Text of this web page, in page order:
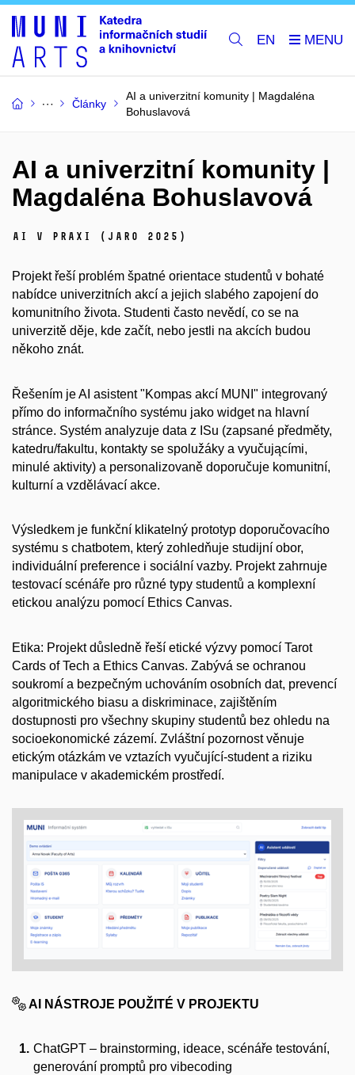
EN
Články
AI a univerzitní komunity | Magdaléna
Bohuslavová
AI a univerzitní komunity |
Magdaléna Bohuslavová
AI v praxi (jaro 2025)
Projekt řeší problém špatné orientace studentů v bohaté
nabídce univerzitních akcí a jejich slabého zapojení do
komunitního života. Studenti často nevědí, co se na
univerzitě děje, kde začít, nebo jestli na akcích budou
někoho znát.
Řešením je AI asistent "Kompas akcí MUNI" integrovaný
přímo do informačního systému jako widget na hlavní
stránce. Systém analyzuje data z ISu (zapsané předměty,
katedru/fakultu, kontakty se spolužáky a vyučującími,
minulé aktivity) a personalizovaně doporučuje komunitní,
kulturní a vzdělávací akce.
Výsledkem je funkční klikatelný prototyp doporučovacího
systému s chatbotem, který zohledňuje studijní obor,
individuální preference i sociální vazby. Projekt zahrnuje
testovací scénáře pro různé typy studentů a komplexní
etickou analýzu pomocí Ethics Canvas.
Etika: Projekt důsledně řeší etické výzvy pomocí Tarot
Cards of Tech a Ethics Canvas. Zabývá se ochranou
soukromí a bezpečným uchováním osobních dat, prevencí
algoritmického biasu a diskriminace, zajištěním
dostupnosti pro všechny skupiny studentů bez ohledu na
socioekonomické zázemí. Zvláštní pozornost věnuje
etickým otázkám ve vztazích vyučující-student a riziku
manipulace v akademickém prostředí.
AI NÁSTROJE POUŽITÉ V PROJEKTU
ChatGPT – brainstorming, ideace, scénáře testování,
generování promptů pro vibecoding